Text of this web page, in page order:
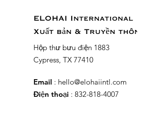
ELOHAI International
Xuất bản & Truyền thông
Hộp thư bưu điện 1883
Cypress, TX 77410
Email : hello@elohaiintl.com
Điện thoại : 832-818-4007